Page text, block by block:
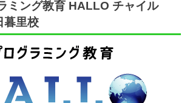
ミング教育 HALLO チャイル
暮里校